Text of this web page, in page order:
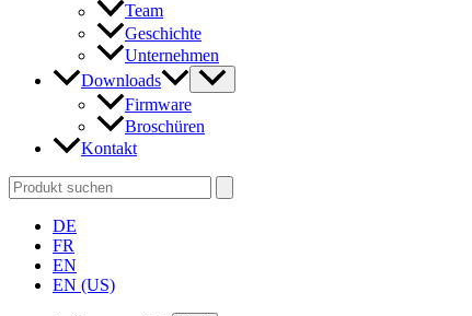
Team
Geschichte
Unternehmen
Downloads
Firmware
Broschüren
Kontakt
Search
for:
DE
FR
EN
EN (US)